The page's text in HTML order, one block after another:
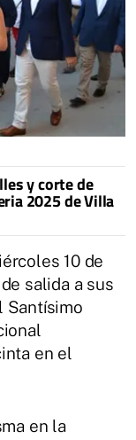
y corte de
2025 de Villa
10 de
salida a sus
Santísimo
en el
en la